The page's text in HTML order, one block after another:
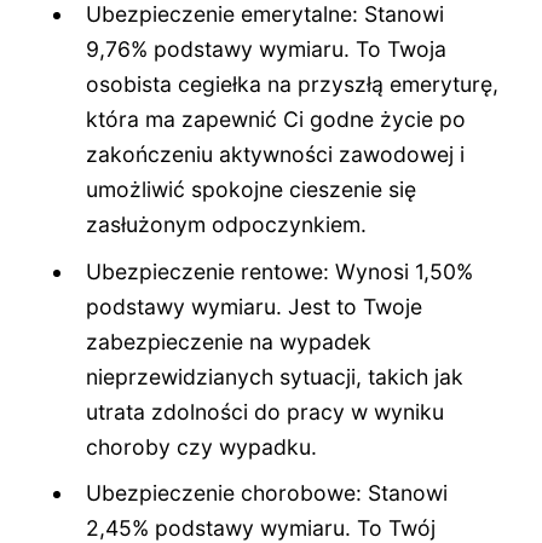
Ubezpieczenie emerytalne: Stanowi
9,76% podstawy wymiaru. To Twoja
osobista cegiełka na przyszłą emeryturę,
która ma zapewnić Ci godne życie po
zakończeniu aktywności zawodowej i
umożliwić spokojne cieszenie się
zasłużonym odpoczynkiem.
Ubezpieczenie rentowe: Wynosi 1,50%
podstawy wymiaru. Jest to Twoje
zabezpieczenie na wypadek
nieprzewidzianych sytuacji, takich jak
utrata zdolności do pracy w wyniku
choroby czy wypadku.
Ubezpieczenie chorobowe: Stanowi
2,45% podstawy wymiaru. To Twój